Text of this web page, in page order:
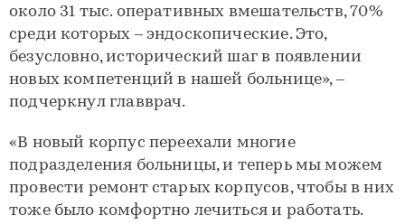
около 31 тыс. оперативных вмешательств, 70%
среди которых – эндоскопические. Это,
безусловно, исторический шаг в появлении
новых компетенций в нашей больнице», –
подчеркнул главврач.
«В новый корпус переехали многие
подразделения больницы, и теперь мы можем
провести ремонт старых корпусов, чтобы в них
тоже было комфортно лечиться и работать.